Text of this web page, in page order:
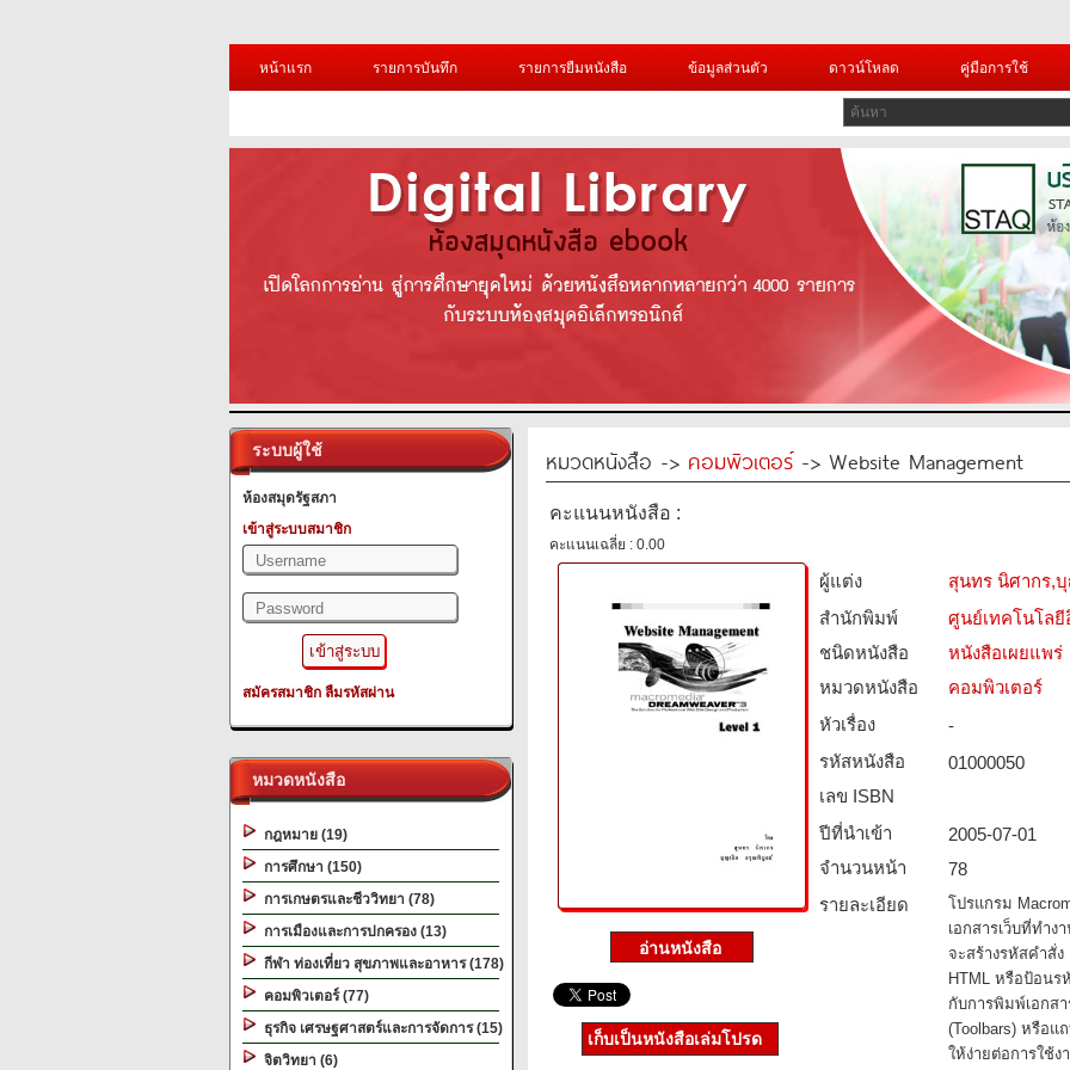
หน้าแรก รายการบันทึก รายการยืมหนังสือ ข้อมูลส่วนตัว ดาวน์โหลด คู่มือการใช้
ระบบผู้ใช้
ห้องสมุดรัฐสภา
เข้าสู่ระบบสมาชิก
สมัครสมาชิก ลืมรหัสผ่าน
หมวดหนังสือ
กฎหมาย (19)
การศึกษา (150)
การเกษตรและชีววิทยา (78)
การเมืองและการปกครอง (13)
กีฬา ท่องเที่ยว สุขภาพและอาหาร (178)
คอมพิวเตอร์ (77)
ธุรกิจ เศรษฐศาสตร์และการจัดการ (15)
จิตวิทยา (6)
หมวดหนังสือ -> คอมพิวเตอร์-> Website Management
คะแนนหนังสือ :
คะแนนเฉลี่ย : 0.00
ผู้แต่ง
สุนทร นิศากร,
สำนักพิมพ์
ศูนย์เทคโนโล
ชนิดหนังสือ­
หนังสือเผยแพร่
หมวดหนังสือ­
คอมพิวเตอร์
หัวเรื่อง
-
รหัสหนังสือ­
01000050
เลข ISBN
ปีที่นำเข้า
2005-07-01
จำนวนหน้า
78
รายละเอียด
โปรแกรม
เอกสารเว็บที่ทำ
จะสร้างรหัสคำสั่
HTML หรือป้อน
กับการพิมพ์เอกส
(Toolbars) หรือแ
ให้ง่ายต่อการใช้ง
เก็บเป็นหนังสือเล่มโปรด